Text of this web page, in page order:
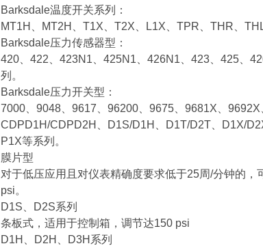
Barksdale温度开关系列：
MT1H、MT2H、T1X、T2X、L1X、TPR、THR、
Barksdale压力传感器型：
420、422、423N1、425N1、426N1、423、425、
列。
Barksdale压力开关型：
7000、9048、9617、96200、9675、9681X、
CDPD1H/CDPD2H、D1S/D1H、D1T/D2T、D1X/
P1X等系列。
膜片型
对于低压应用且对仪表精确度要求低于25周/分钟的
psi。
D1S、D2S系列
条板式，适用于控制箱，调节达150 psi
D1H、D2H、D3H系列